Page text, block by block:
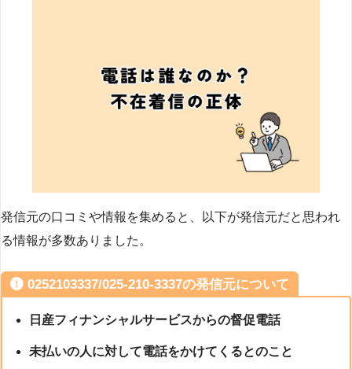
発信元の口コミや情報を集めると、以下が発信元だと思われ
る情報が多数ありました。
0252103337/025-210-3337の発信元について
日産フィナンシャルサービスからの督促電話
未払いの人に対して電話をかけてくるとのこと